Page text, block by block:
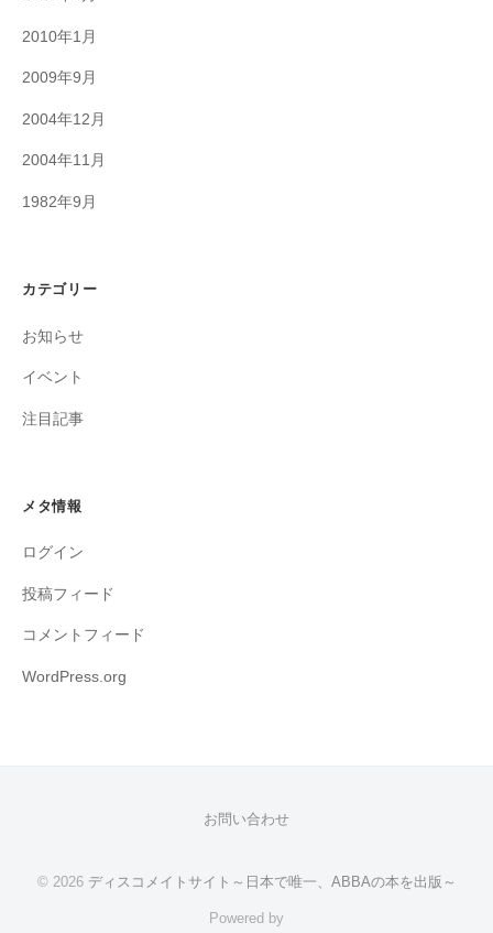
2010年1月
2009年9月
2004年12月
2004年11月
1982年9月
カテゴリー
お知らせ
イベント
注目記事
メタ情報
ログイン
投稿フィード
コメントフィード
WordPress.org
お問い合わせ
© 2026 ディスコメイトサイト～日本で唯一、ABBAの本を出版～
Powered by